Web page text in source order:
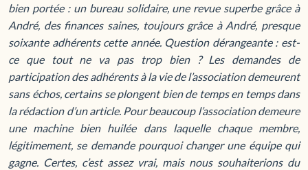
bien portée : un bureau solidaire, une revue superbe grâce à
André, des finances saines, toujours grâce à André, presque
soixante adhérents cette année. Question dérangeante : est-
ce que tout ne va pas trop bien ? Les demandes de
participation des adhérents à la vie de l’association demeurent
sans échos, certains se plongent bien de temps en temps dans
la rédaction d’un article. Pour beaucoup l’association demeure
une machine bien huilée dans laquelle chaque membre,
légitimement, se demande pourquoi changer une équipe qui
gagne. Certes, c’est assez vrai, mais nous souhaiterions du